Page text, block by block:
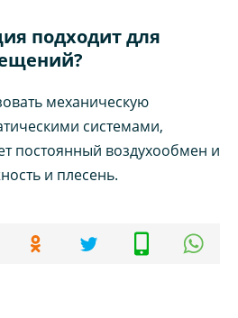
подходит для
механическую
системами,
постоянный воздухообмен и
и плесень.